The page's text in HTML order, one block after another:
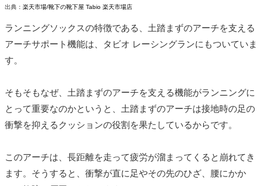
出典： 楽天市場/靴下の靴下屋 Tabio 楽天市場店
ランニングソックスの特徴である、土踏まずのアーチを支える
アーチサポート機能は、タビオ レーシングランにもついていま
す。
そもそもなぜ、土踏まずのアーチを支える機能がランニングに
とって重要なのかというと、土踏まずのアーチは接地時の足の
衝撃を抑えるクッションの役割を果たしているからです。
このアーチは、長距離を走って疲労が溜まってくると崩れてき
ます。そうすると、衝撃が直に足やその先のひざ、腰にかか